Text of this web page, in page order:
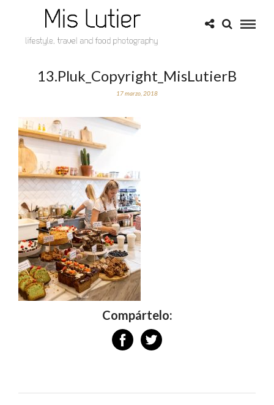
13.Pluk_Copyright_MisLutierB
17 marzo, 2018
Compártelo: